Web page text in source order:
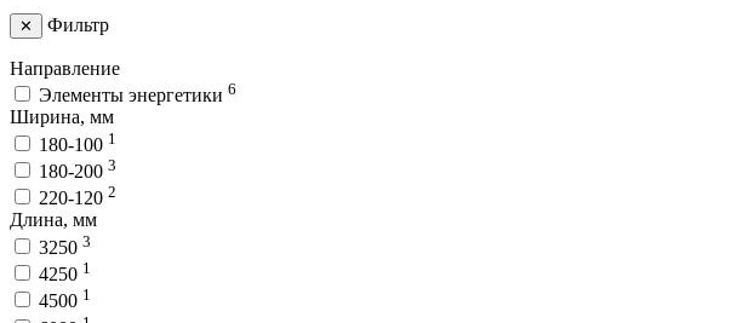
✕ Фильтр
Направление
Элементы энергетики 6
Ширина, мм
180-100 1
180-200 3
220-120 2
Длина, мм
3250 3
4250 1
4500 1